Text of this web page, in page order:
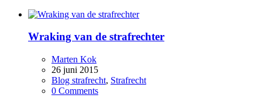
Wraking van de strafrechter
Marten Kok
26 juni 2015
Blog strafrecht, Strafrecht
0 Comments